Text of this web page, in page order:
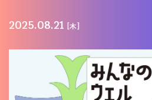
2025.08.21 [木]